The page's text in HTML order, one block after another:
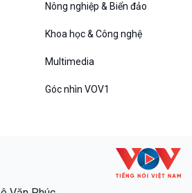
Nông nghiệp & Biển đảo
Khoa học & Công nghệ
Multimedia
Góc nhìn VOV1